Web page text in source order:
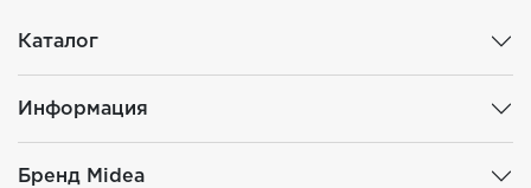
Каталог
Информация
Бренд Midea